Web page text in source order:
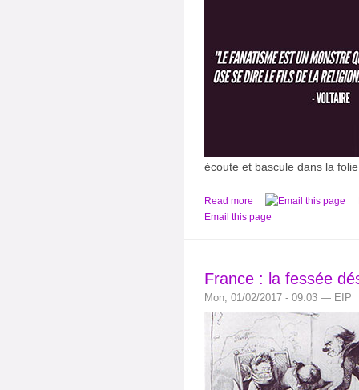
écoute et bascule dans la
Read more
Email this page
France : la fessée
Mon, 01/02/2017 - 09:03 — EIP